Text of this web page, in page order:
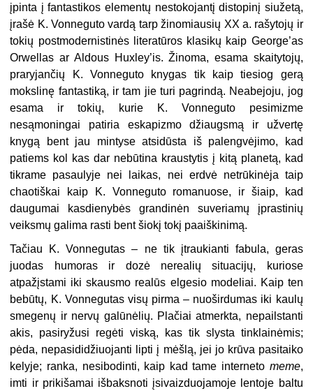
įpinta į fantastikos elementų nestokojantį distopinį siužetą,
įrašė K. Vonneguto vardą tarp žinomiausių XX a. rašytojų ir
tokių postmodernistinės literatūros klasikų kaip George’as
Orwellas ar Aldous Huxley’is. Žinoma, esama skaitytojų,
praryjančių K. Vonneguto knygas tik kaip tiesiog gerą
mokslinę fantastiką, ir tam jie turi pagrindą. Neabejoju, jog
esama ir tokių, kurie K. Vonneguto pesimizme
nesąmoningai patiria eskapizmo džiaugsmą ir užvertę
knygą bent jau mintyse atsidūsta iš palengvėjimo, kad
patiems kol kas dar nebūtina kraustytis į kitą planetą, kad
tikrame pasaulyje nei laikas, nei erdvė netrūkinėja taip
chaotiškai kaip K. Vonneguto romanuose, ir šiaip, kad
daugumai kasdienybės grandinėn suveriamų įprastinių
veiksmų galima rasti bent šiokį tokį paaiškinimą.
Tačiau K. Vonnegutas – ne tik įtraukianti fabula, geras
juodas humoras ir dozė nerealių situacijų, kuriose
atpažįstami iki skausmo realūs elgesio modeliai. Kaip ten
bebūtų, K. Vonnegutas visų pirma – nuoširdumas iki kaulų
smegenų ir nervų galūnėlių. Plačiai atmerkta, nepailstanti
akis, pasiryžusi regėti viską, kas tik slysta tinklainėmis;
pėda, nepasididžiuojanti lipti į mėšlą, jei jo krūva pasitaiko
kelyje; ranka, nesibodinti, kaip kad tame interneto meme,
imti ir prikišamai išbaksnoti įsivaizduojamoje lentoje baltu